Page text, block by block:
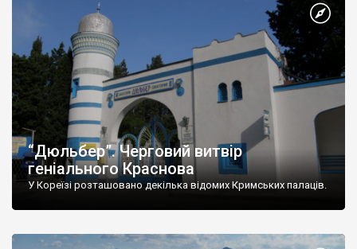
“Дюльбер”. Черговий витвір
геніального Краснова
У Кореїзі розташовано декілька відомих Кримських палаців.